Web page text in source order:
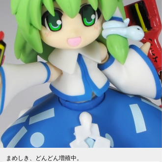
まめしき、どんどん増殖中。